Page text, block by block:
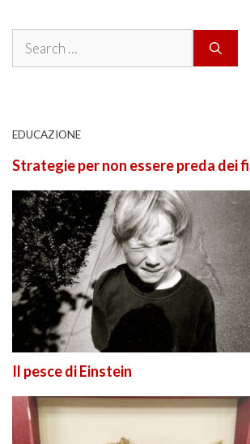
Search
EDUCAZIONE
Strategie per non essere preda dei
Il pesce di Einstein